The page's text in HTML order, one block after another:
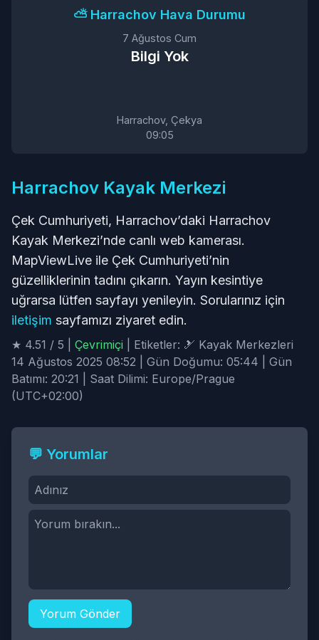
⛅️ Harrachov Hava Durumu
7 Ağustos Cum
Bilgi Yok
Harrachov, Çekya
09:05
Harrachov Kayak Merkezi
Çek Cumhuriyeti, Harrachov’daki Harrachov
Kayak Merkezi’nde canlı web kamerası.
MapViewLive ile Çek Cumhuriyeti’nin
güzelliklerinin tadını çıkarın. Yayın kesintiye
uğrarsa lütfen sayfayı yenileyin. Sorularınız için
iletişim sayfamızı ziyaret edin.
★ 4.51 / 5 | Çevrimiçi | Etiketler: 🎿 Kayak Merkezleri
14 Ağustos 2025 08:52 | Gün Doğumu: 05:44 | Gün
Batımı: 20:21 | Saat Dilimi: Europe/Prague
(UTC+02:00)
💬 Yorumlar
Yorum Gönder